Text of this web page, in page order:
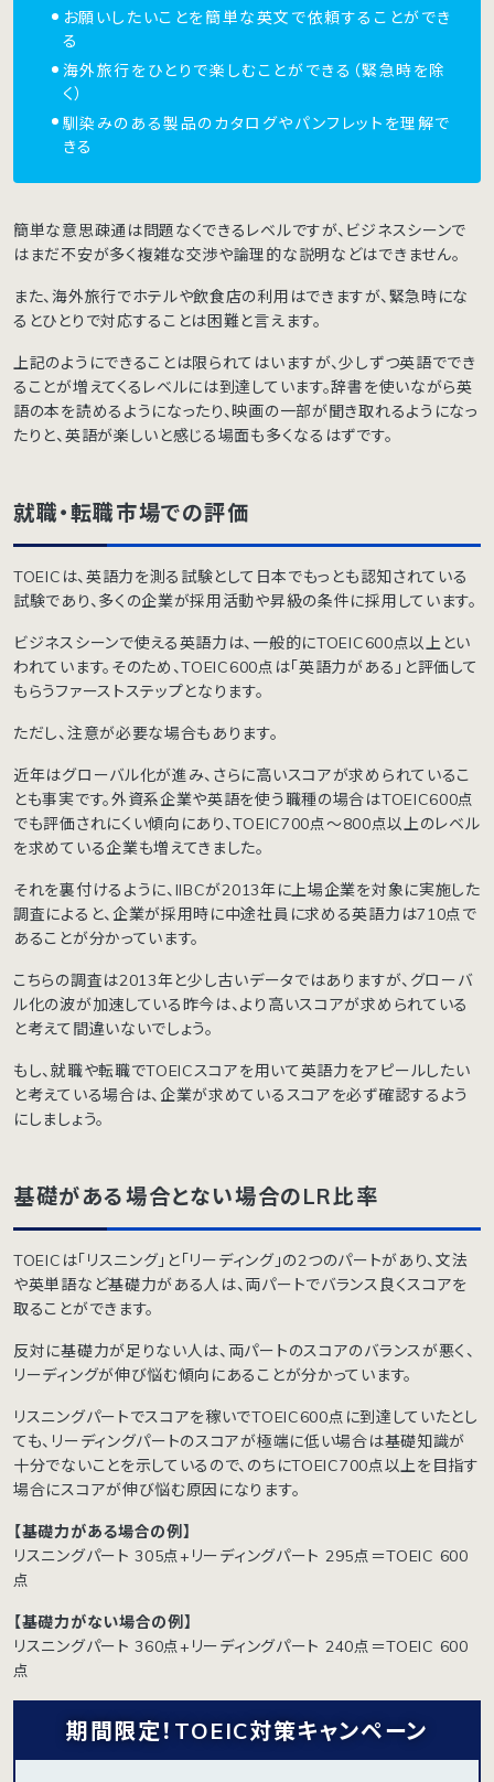
お願いしたいことを簡単な英文で依頼することができ
る
海外旅行をひとりで楽しむことができる（緊急時を除
く）
馴染みのある製品のカタログやパンフレットを理解で
きる
簡単な意思疎通は問題なくできるレベルですが、ビジネスシーンで
はまだ不安が多く複雑な交渉や論理的な説明などはできません。
また、海外旅行でホテルや飲食店の利用はできますが、緊急時にな
るとひとりで対応することは困難と言えます。
上記のようにできることは限られてはいますが、少しずつ英語ででき
ることが増えてくるレベルには到達しています。辞書を使いながら英
語の本を読めるようになったり、映画の一部が聞き取れるようになっ
たりと、英語が楽しいと感じる場面も多くなるはずです。
就職・転職市場での評価
TOEICは、英語力を測る試験として日本でもっとも認知されている
試験であり、多くの企業が採用活動や昇級の条件に採用しています。
ビジネスシーンで使える英語力は、一般的にTOEIC600点以上とい
われています。そのため、TOEIC600点は「英語力がある」と評価して
もらうファーストステップとなります。
ただし、注意が必要な場合もあります。
近年はグローバル化が進み、さらに高いスコアが求められているこ
とも事実です。外資系企業や英語を使う職種の場合はTOEIC600点
でも評価されにくい傾向にあり、TOEIC700点〜800点以上のレベル
を求めている企業も増えてきました。
それを裏付けるように、IIBCが2013年に上場企業を対象に実施した
調査によると、企業が採用時に中途社員に求める英語力は710点で
あることが分かっています。
こちらの調査は2013年と少し古いデータではありますが、グローバ
ル化の波が加速している昨今は、より高いスコアが求められている
と考えて間違いないでしょう。
もし、就職や転職でTOEICスコアを用いて英語力をアピールしたい
と考えている場合は、企業が求めているスコアを必ず確認するよう
にしましょう。
基礎がある場合とない場合のLR比率
TOEICは「リスニング」と「リーディング」の2つのパートがあり、文法
や英単語など基礎力がある人は、両パートでバランス良くスコアを
取ることができます。
反対に基礎力が足りない人は、両パートのスコアのバランスが悪く、
リーディングが伸び悩む傾向にあることが分かっています。
リスニングパートでスコアを稼いでTOEIC600点に到達していたとし
ても、リーディングパートのスコアが極端に低い場合は基礎知識が
十分でないことを示しているので、のちにTOEIC700点以上を目指す
場合にスコアが伸び悩む原因になります。
【基礎力がある場合の例】
リスニングパート 305点+リーディングパート 295点＝TOEIC 600
点
【基礎力がない場合の例】
リスニングパート 360点+リーディングパート 240点＝TOEIC 600
点
期間限定！TOEIC対策キャンペーン